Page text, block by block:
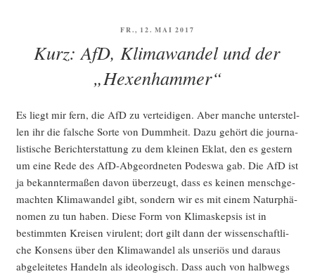
VERÖFFENTLICHT
FR., 12. MAI 2017
Kurz: AfD, Klimawandel und der
„Hexenhammer“
Es liegt mir fern, die AfD zu ver­tei­di­gen. Aber man­che unter­stel­
len ihr die fal­sche Sor­te von Dumm­heit. Dazu gehört die jour­na­
lis­ti­sche Bericht­erstat­tung zu dem klei­nen Eklat, den es ges­tern
um eine Rede des AfD-Abge­ord­ne­ten Podes­wa gab. Die AfD ist
ja bekann­ter­ma­ßen davon über­zeugt, dass es kei­nen mensch­ge­
mach­ten Kli­ma­wan­del gibt, son­dern wir es mit einem Natur­phä­
no­men zu tun haben. Die­se Form von Kli­ma­skep­sis ist in
bestimm­ten Krei­sen viru­lent; dort gilt dann der wis­sen­schaft­li­
che Kon­sens über den Kli­ma­wan­del als unse­ri­ös und dar­aus
abge­lei­te­tes Han­deln als ideo­lo­gisch. Dass auch von halb­wegs